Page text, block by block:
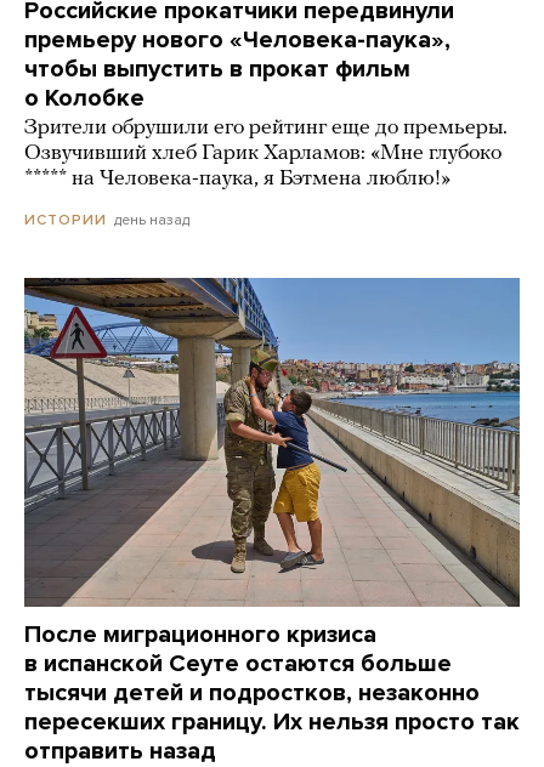
Российские прокатчики передвинули
премьеру нового «Человека-паука»,
чтобы выпустить в прокат фильм
о Колобке
Зрители обрушили его рейтинг еще до премьеры.
Озвучивший хлеб Гарик Харламов: «Мне глубоко
***** на Человека-паука, я Бэтмена люблю!»
ИСТОРИИ день назад
После миграционного кризиса
в испанской Сеуте остаются больше
тысячи детей и подростков, незаконно
пересекших границу. Их нельзя просто так
отправить назад